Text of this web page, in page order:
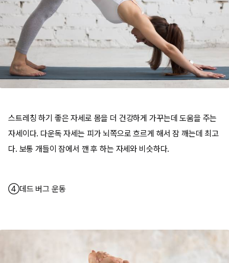
스트레칭 하기 좋은 자세로 몸을 더 건강하게 가꾸는데 도움을 주는
자세이다. 다운독 자세는 피가 뇌쪽으로 흐르게 해서 잠 깨는데 최고
다. 보통 개들이 잠에서 깬 후 하는 자세와 비슷하다.
④데드 버그 운동